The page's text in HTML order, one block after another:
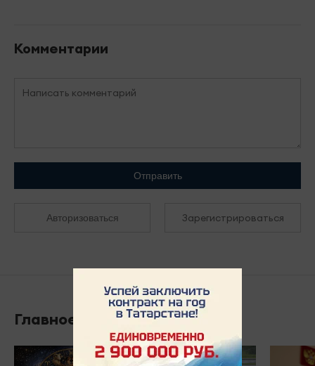
Комментарии
Отправить
Авторизоваться Зарегистрироваться
Главное